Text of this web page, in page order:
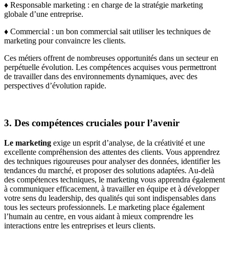
♦ Responsable marketing : en charge de la stratégie marketing
globale d’une entreprise.
♦ Commercial : un bon commercial sait utiliser les techniques de
marketing pour convaincre les clients.
Ces métiers offrent de nombreuses opportunités dans un secteur en
perpétuelle évolution. Les compétences acquises vous permettront
de travailler dans des environnements dynamiques, avec des
perspectives d’évolution rapide.
3. Des compétences cruciales pour l’avenir
Le marketing exige un esprit d’analyse, de la créativité et une
excellente compréhension des attentes des clients. Vous apprendrez
des techniques rigoureuses pour analyser des données, identifier les
tendances du marché, et proposer des solutions adaptées. Au-delà
des compétences techniques, le marketing vous apprendra également
à communiquer efficacement, à travailler en équipe et à développer
votre sens du leadership, des qualités qui sont indispensables dans
tous les secteurs professionnels. Le marketing place également
l’humain au centre, en vous aidant à mieux comprendre les
interactions entre les entreprises et leurs clients.